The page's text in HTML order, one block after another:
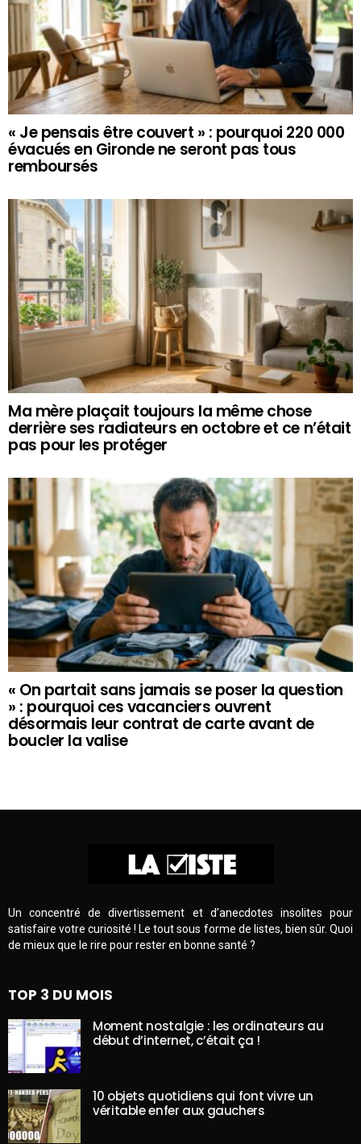
« Je pensais être couvert » : pourquoi 220 000
évacués en Gironde ne seront pas tous
remboursés
Ma mère plaçait toujours la même chose
derrière ses radiateurs en octobre et ce n’était
pas pour les protéger
« On partait sans jamais se poser la question
» : pourquoi ces vacanciers ouvrent
désormais leur contrat de carte avant de
boucler la valise
Un concentré de divertissement et d’anecdotes insolites pour
satisfaire votre curiosité ! Le tout sous forme de listes, bien sûr. Quoi
de mieux que le rire pour rester en bonne santé ?
TOP 3 DU MOIS
Moment nostalgie : les ordinateurs au
début d’internet, c’était ça !
10 objets quotidiens qui font vivre un
véritable enfer aux gauchers